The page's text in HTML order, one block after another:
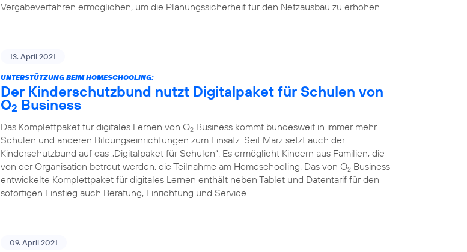
Vergabeverfahren ermöglichen, um die Planungssicherheit für den Netzausbau zu erhöhen.
13. April 2021
UNTERSTÜTZUNG BEIM HOMESCHOOLING:
Der Kinderschutzbund nutzt Digitalpaket für Schulen von
O2 Business
Das Komplettpaket für digitales Lernen von O2 Business kommt bundesweit in immer mehr
Schulen und anderen Bildungseinrichtungen zum Einsatz. Seit März setzt auch der
Kinderschutzbund auf das „Digitalpaket für Schulen“. Es ermöglicht Kindern aus Familien, die
von der Organisation betreut werden, die Teilnahme am Homeschooling. Das von O2 Business
entwickelte Komplettpaket für digitales Lernen enthält neben Tablet und Datentarif für den
sofortigen Einstieg auch Beratung, Einrichtung und Service.
09. April 2021